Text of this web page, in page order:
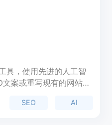
具，使用先进的人工智
案或重写现有的网站文
供即时关键词建议，我
SEO AI